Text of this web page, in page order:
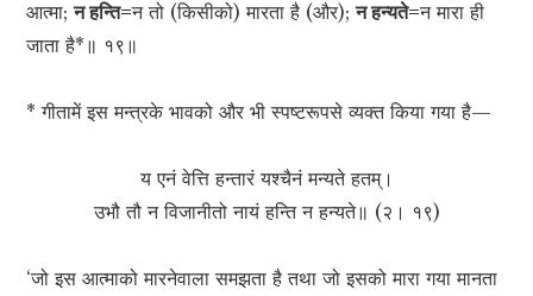
आत्मा;न हन्ति=न तो (किसीको) मारता है (और);न हन्यते=न मारा ही
जाता है*॥ १९॥
* गीतामें इस मन्त्रके भावको और भी स्पष्टरूपसे व्यक्त किया गया है—
य एनं वेत्ति हन्तारं यश्चैनं मन्यते हतम्।
उभौ तौ न विजानीतो नायं हन्ति न हन्यते॥ (२। १९)
‘जो इस आत्माको मारनेवाला समझता है तथा जो इसको मारा गया मानता